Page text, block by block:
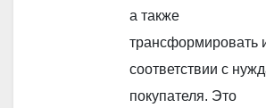
а также
трансформировать
соответствии с
покупателя. Это